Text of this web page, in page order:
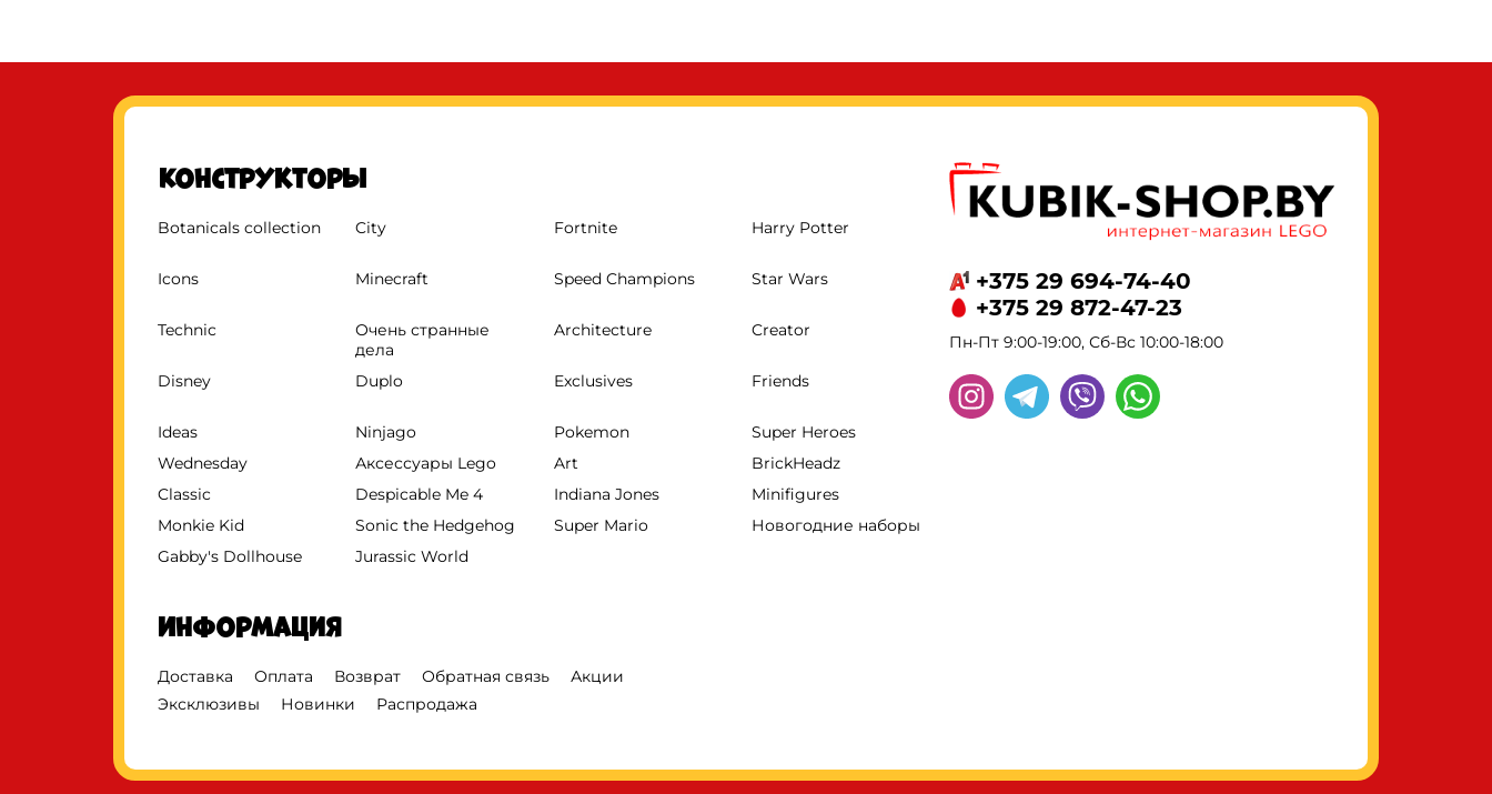
Конструкторы
Botanicals collection City Fortnite Harry Potter
Icons Minecraft Speed Champions Star Wars
Technic
Очень странные
дела
Architecture Creator
Disney Duplo Exclusives Friends
Ideas Ninjago Pokemon
Super Heroes
Wednesday
Аксессуары Lego Art
BrickHeadz
Classic
Despicable Me 4 Indiana Jones
Minifigures
Monkie Kid
Sonic the Hedgehog Super Mario
Новогодние наборы
Gabby's Dollhouse
Jurassic World
Информация
Доставка Оплата Возврат Обратная связь
Акции
Эксклюзивы
Новинки Распродажа
+375 29 694-74-40
+375 29 872-47-23
Пн-Пт 9:00-19:00, Сб-Вс 10:00-18:00